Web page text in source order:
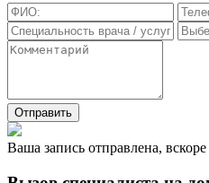
Отправить
Ваша запись отправлена,